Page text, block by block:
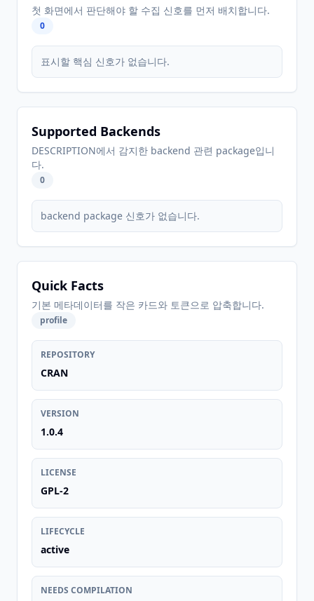
첫 화면에서 판단해야 할 수집 신호를 먼저 배치합니다.
0
표시할 핵심 신호가 없습니다.
Supported Backends
DESCRIPTION에서 감지한 backend 관련 package입니
다.
0
backend package 신호가 없습니다.
Quick Facts
기본 메타데이터를 작은 카드와 토큰으로 압축합니다.
profile
REPOSITORY
CRAN
VERSION
1.0.4
LICENSE
GPL-2
LIFECYCLE
active
NEEDS COMPILATION